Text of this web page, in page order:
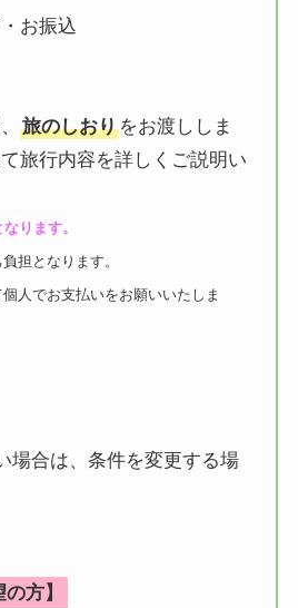
お振込
旅のしおりをお渡ししま
旅行内容を詳しくご説明い
ります。
担となります。
人でお支払いをお願いいたしま
場合は、条件を変更する場
方】